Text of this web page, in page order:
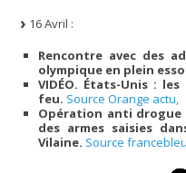
16 Avril :
Rencontre avec des
olympique en plein
VIDÉO. États-Unis :
feu. Source Orange actu,
Opération anti drogue
des armes saisies
Vilaine. Source